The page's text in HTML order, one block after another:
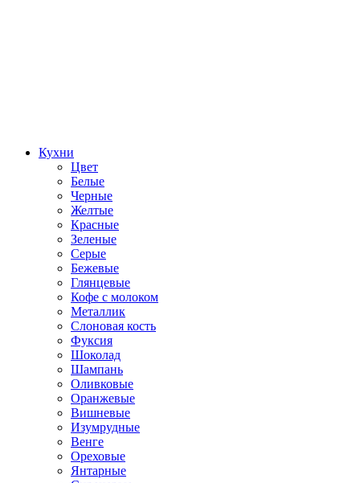
Кухни
Цвет
Белые
Черные
Желтые
Красные
Зеленые
Серые
Бежевые
Глянцевые
Кофе с молоком
Металлик
Слоновая кость
Фуксия
Шоколад
Шампань
Оливковые
Оранжевые
Вишневые
Изумрудные
Венге
Ореховые
Янтарные